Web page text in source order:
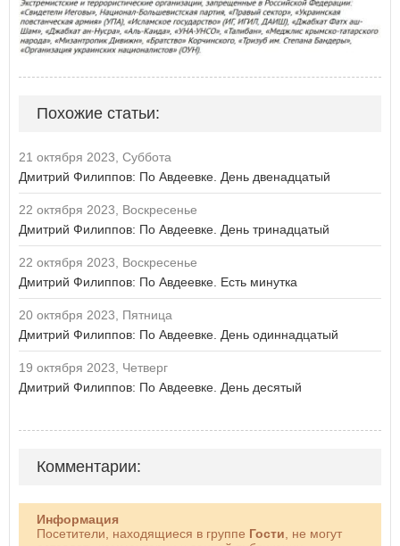
Похожие статьи:
21 октября 2023, Суббота
Дмитрий Филиппов: По Авдеевке. День двенадцатый
22 октября 2023, Воскресенье
Дмитрий Филиппов: По Авдеевке. День тринадцатый
22 октября 2023, Воскресенье
Дмитрий Филиппов: По Авдеевке. Есть минутка
20 октября 2023, Пятница
Дмитрий Филиппов: По Авдеевке. День одиннадцатый
19 октября 2023, Четверг
Дмитрий Филиппов: По Авдеевке. День десятый
Комментарии:
Информация
Посетители, находящиеся в группе Гости, не могут